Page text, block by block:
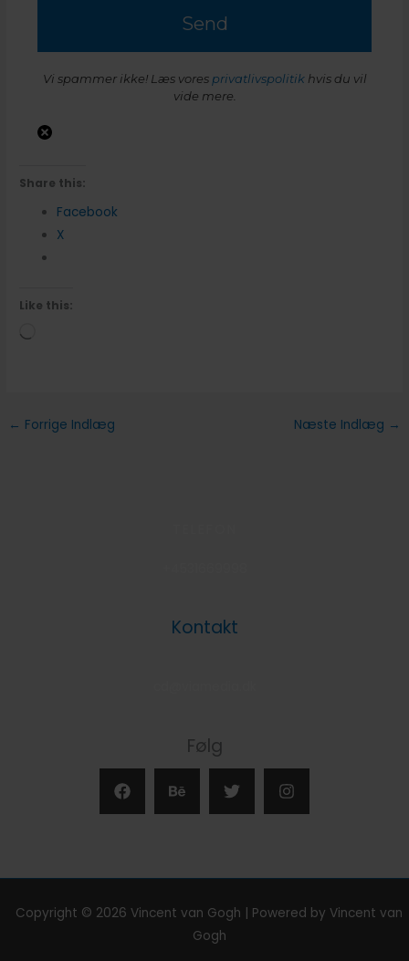
Vi spammer ikke! Læs vores privatlivspolitikhvis du vil
vide mere.
Share this:
Facebook
X
Like this:
← Forrige Indlæg Næste Indlæg →
Kontakt
Følg
Copyright © 2026 Vincent van Gogh | Powered by Vincent van
Gogh